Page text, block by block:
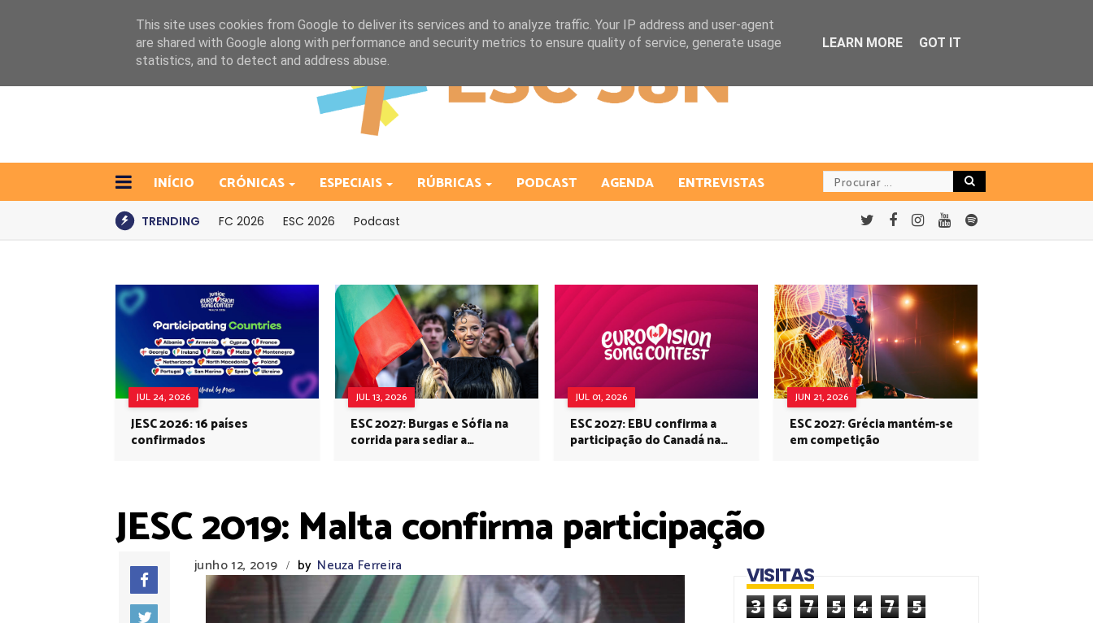
INÍCIO CRÓNICAS ESPECIAIS RÚBRICAS PODCAST AGENDA ENTREVISTAS
TRENDING FC 2026 ESC 2026 Podcast
JUL 24, 2026
JESC 2026: 16 países
confirmados
JUL 13, 2026
ESC 2027: Burgas e Sófia na
corrida para sediar a
JUL 01, 2026
ESC 2027: EBU confirma a
participação do Canadá na
JUN 21, 2026
ESC 2027: Grécia mantém-se
em competição
JESC 2019: Malta confirma participação
junho 12, 2019 / by Neuza Ferreira VISITAS
3 6 7 5 4 7 5
This site uses cookies from Google to deliver its services and to analyze traffic. Your IP address and user-agent
are shared with Google along with performance and security metrics to ensure quality of service, generate usage
statistics, and to detect and address abuse.
LEARN MORE GOT IT